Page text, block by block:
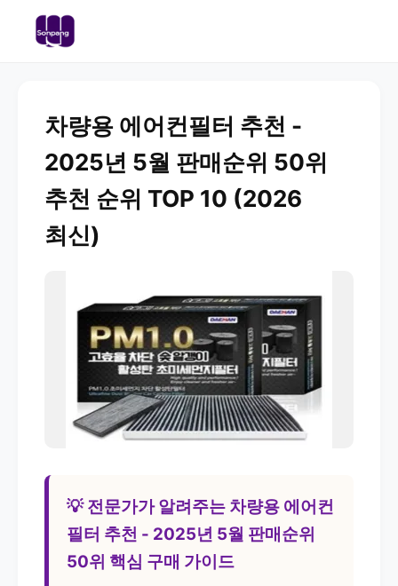
차량용 에어컨필터 추천 -
2025년 5월 판매순위 50위
추천 순위 TOP 10 (2026
최신)
💡 전문가가 알려주는 차량용 에어컨
필터 추천 - 2025년 5월 판매순위
50위 핵심 구매 가이드